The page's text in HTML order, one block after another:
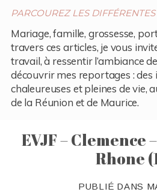
PARCOUREZ LES
Mariage, famille, grossesse,
travers ces articles, je vous
travail, à ressentir l’ambiance
découvrir mes reportages : des
chaleureuses et pleines de vie,
de la Réunion et de Maurice.
EVJF – Clemence
Rhone
PUBLIÉ DANS